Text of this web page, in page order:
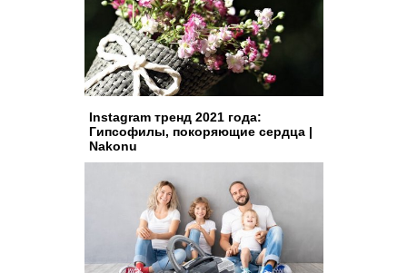
Instagram тренд 2021 года:
Гипсофилы, покоряющие сердца |
Nakonu